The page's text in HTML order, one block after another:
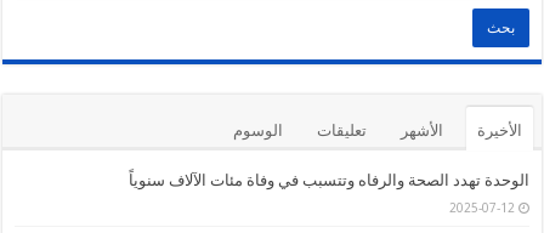
الأخيرة الأشهر تعليقات الوسوم
الوحدة تهدد الصحة والرفاه وتتسبب في وفاة مئات الآلاف سنوياً
2025-07-12